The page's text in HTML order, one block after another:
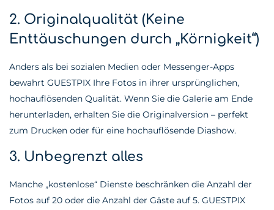
2. Originalqualität (Keine
Enttäuschungen durch „Körnigkeit“)
Anders als bei sozialen Medien oder Messenger-Apps
bewahrt GUESTPIX Ihre Fotos in ihrer ursprünglichen,
hochauflösenden Qualität. Wenn Sie die Galerie am Ende
herunterladen, erhalten Sie die Originalversion – perfekt
zum Drucken oder für eine hochauflösende Diashow.
3. Unbegrenzt alles
Manche „kostenlose“ Dienste beschränken die Anzahl der
Fotos auf 20 oder die Anzahl der Gäste auf 5. GUESTPIX